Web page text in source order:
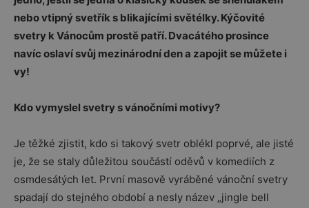
nebo vtipný svetřík s blikajícími světélky. Kýčovité
svetry k Vánocům prostě patří. Dvacátého prosince
navíc oslaví svůj mezinárodní den a zapojit se můžete i
vy!
Kdo vymyslel svetry s vánočními motivy?
Je těžké zjistit, kdo si takový svetr oblékl poprvé, ale jisté
je, že se staly důležitou součástí oděvů v komediích z
osmdesátých let. První masově vyráběné vánoční svetry
spadají do stejného období a nesly název „jingle bell